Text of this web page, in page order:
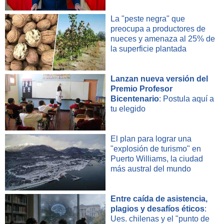
Inversión cubana
Hoy, sólo empresas administradas por el Estado están
autorizadas a formar emprendimientos con inversores
extranjeros. La nueva ley agrega además de las empresas
estatales, fincas privadas y cooperativas no agrícolas
autorizadas podrían formar empresas con inversores
extranjeros.
Trabajo
Las empresas mixtas y otras formas de asociación deben
contratar mano de obra a través de empresas estatales,
pagando los salarios acordados en moneda convertible. La
organización empleadora luego paga a los trabajadores
La "peste negra" que
preocupa a productores de
nueces y amenaza al 25% de
la superficie plantada
Lanzan nueva versión del
Premio Profesor
Bicentenario: Postula aquí a
tu elegido
El plan para lograr una
"explosión de turismo" en
Puerto Williams, la ciudad
más austral del mundo
Entre caída de asistencia,
plagios y desafíos éticos:
Ues. chilenas y el "punto de